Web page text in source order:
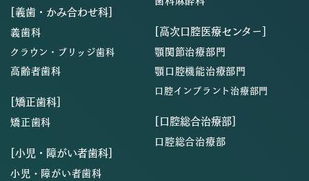
[義歯・かみ合わせ科]
義歯科
クラウン・ブリッジ歯科
高齢者歯科
[矯正歯科]
矯正歯科
[小児・障がい者歯科]
小児・障がい者歯科
[高次口腔医療センター]
顎関節治療部門
顎口腔機能治療部門
口腔インプラント治療部門
[口腔総合治療部]
口腔総合治療部